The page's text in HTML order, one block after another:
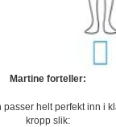
Martine forteller:
helt perfekt inn i
kropp slik: